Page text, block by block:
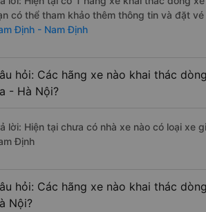
có thể tham khảo thêm thông tin và đặt
Định - Nam Định
hỏi: Các hãng xe nào khai thác
- Hà Nội?
lời: Hiện tại chưa có nhà xe nào có loại xe
Định
hỏi: Các hãng xe nào khai thác
Nội?